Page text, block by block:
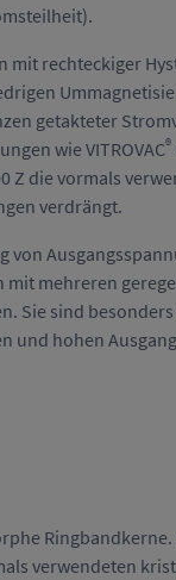
mit rechteckiger
getakteter
wie VITROVAC®
Z die vormals
verdrängt.
von
mehreren
Sie sind
und hohen
Ringbandkerne.
verwendeten